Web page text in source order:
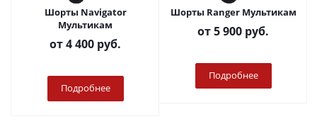
Шорты Navigator
Мультикам
от4 400 руб.
Подробнее
Шорты Ranger Мультикам
от5 900 руб.
Подробнее